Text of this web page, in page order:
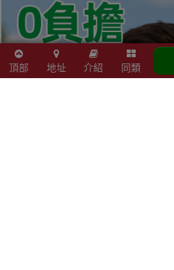
頂部 地址 介紹 同類